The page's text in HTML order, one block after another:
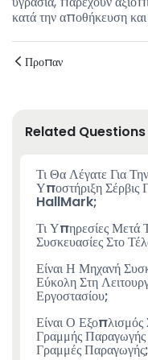
κατά την αποθήκευση
Προπαν
Related Questions
Τι Θα Λέγατε Για
Υποστήριξη Σέρβις
HallMark;
Τι Υπηρεσίες Μετά
Συσκευασίες Στο
Είναι Η Μηχανή
Εύκολη Στη
Εργοστασίου;
Είναι Ο Εξοπλισμός
Γραμμής
Γραμμές Παραγωγής;